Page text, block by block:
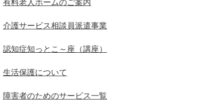
有料老人ホームのご案内
介護サービス相談員派遣事業
認知症知っとこ～座（講座）
生活保護について
障害者のためのサービス一覧